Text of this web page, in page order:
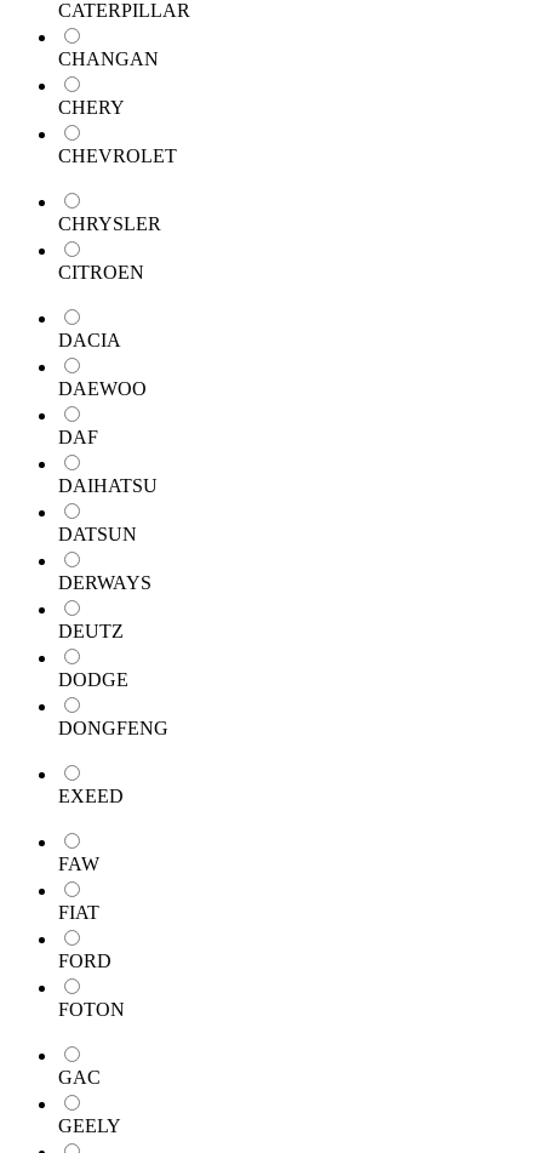
CATERPILLAR
CHANGAN
CHERY
CHEVROLET
CHRYSLER
CITROEN
DACIA
DAEWOO
DAF
DAIHATSU
DATSUN
DERWAYS
DEUTZ
DODGE
DONGFENG
EXEED
FAW
FIAT
FORD
FOTON
GAC
GEELY